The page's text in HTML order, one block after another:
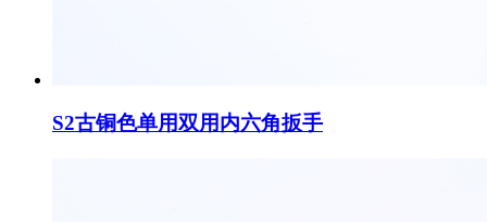
S2古铜色单用双用内六角扳手